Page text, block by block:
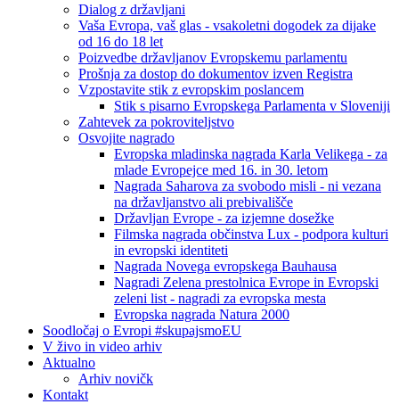
Dialog z državljani
Vaša Evropa, vaš glas - vsakoletni dogodek za dijake
od 16 do 18 let
Poizvedbe državljanov Evropskemu parlamentu
Prošnja za dostop do dokumentov izven Registra
Vzpostavite stik z evropskim poslancem
Stik s pisarno Evropskega Parlamenta v Sloveniji
Zahtevek za pokroviteljstvo
Osvojite nagrado
Evropska mladinska nagrada Karla Velikega - za
mlade Evropejce med 16. in 30. letom
Nagrada Saharova za svobodo misli - ni vezana
na državljanstvo ali prebivališče
Državljan Evrope - za izjemne dosežke
Filmska nagrada občinstva Lux - podpora kulturi
in evropski identiteti
Nagrada Novega evropskega Bauhausa
Nagradi Zelena prestolnica Evrope in Evropski
zeleni list - nagradi za evropska mesta
Evropska nagrada Natura 2000
Soodločaj o Evropi #skupajsmoEU
V živo in video arhiv
Aktualno
Arhiv novičk
Kontakt